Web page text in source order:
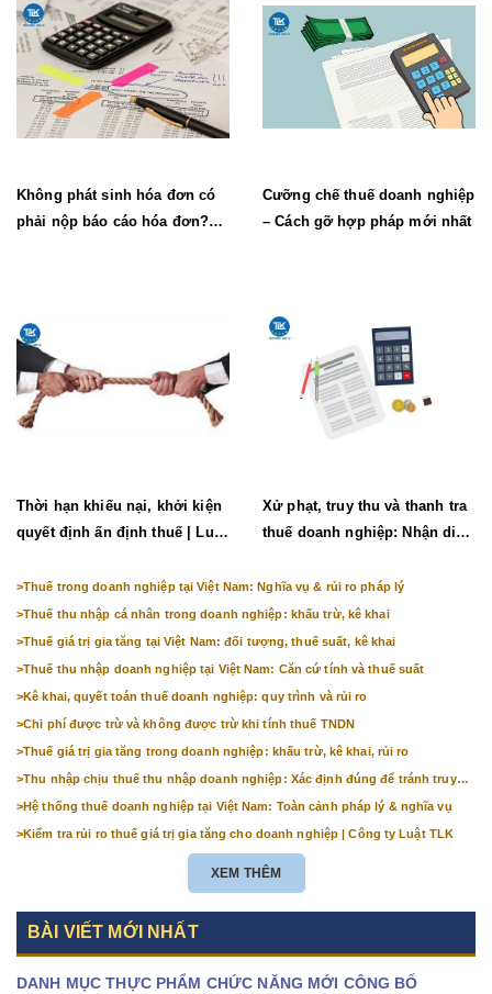
Không phát sinh hóa đơn có
phải nộp báo cáo hóa đơn?
Cưỡng chế thuế doanh nghiệp
– Cách gỡ hợp pháp mới nhất
Thời hạn khiếu nại, khởi kiện
quyết định ấn định thuế | Luật
Xử phạt, truy thu và thanh tra
thuế doanh nghiệp: Nhận diện
>Thuế trong doanh nghiệp tại Việt Nam: Nghĩa vụ & rủi ro pháp lý
>Thuế thu nhập cá nhân trong doanh nghiệp: khấu trừ, kê khai
>Thuế giá trị gia tăng tại Việt Nam: đối tượng, thuế suất, kê khai
>Thuế thu nhập doanh nghiệp tại Việt Nam: Căn cứ tính và thuế suất
>Kê khai, quyết toán thuế doanh nghiệp: quy trình và rủi ro
>Chi phí được trừ và không được trừ khi tính thuế TNDN
>Thuế giá trị gia tăng trong doanh nghiệp: khấu trừ, kê khai, rủi ro
>Thu nhập chịu thuế thu nhập doanh nghiệp: Xác định đúng để tránh truy
>Hệ thống thuế doanh nghiệp tại Việt Nam: Toàn cảnh pháp lý & nghĩa vụ
>Kiểm tra rủi ro thuế giá trị gia tăng cho doanh nghiệp | Công ty Luật TLK
XEM THÊM
BÀI VIẾT MỚI NHẤT
DANH MỤC THỰC PHẨM CHỨC NĂNG MỚI CÔNG BỐ